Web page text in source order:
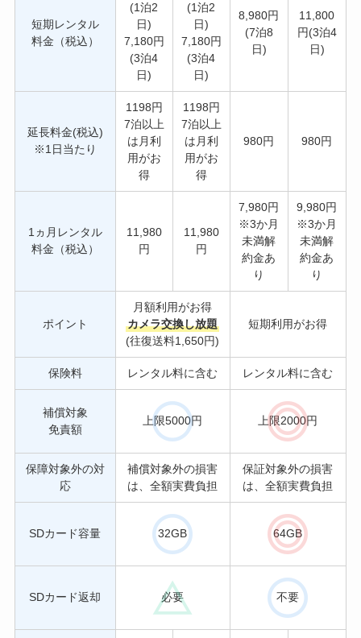
短期レンタル
料金（税込）
(1泊2
日)
7,180円
(3泊4
日)
(1泊2
日)
7,180円
(3泊4
日)
8,980円
(7泊8
日)
11,800
円(3泊4
日)
延長料金(税込)
※1日当たり
1198円
7泊以上
は月利
用がお
得
1198円
7泊以上
は月利
用がお
得
980円 980円
1ヵ月レンタル
料金（税込）
11,980
円
11,980
円
7,980円
※3か月
未満解
約金あ
り
9,980円
※3か月
未満解
約金あ
り
ポイント
月額利用がお得
カメラ交換し放題
(往復送料1,650円)
短期利用がお得
保険料 レンタル料に含む レンタル料に含む
補償対象
免責額
上限5000円 上限2000円
保障対象外の対
応
補償対象外の損害
は、全額実費負担
保証対象外の損害
は、全額実費負担
SDカード容量 32GB 64GB
SDカード返却 必要 不要